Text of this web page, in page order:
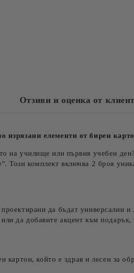
Отзиви и оценка от
изрязани елементи от бирен
на училище или първия учебен
Този комплект включва 2 броя
да бъдат универсални
да добавите акцент към
картон, който е здрав и лесен за